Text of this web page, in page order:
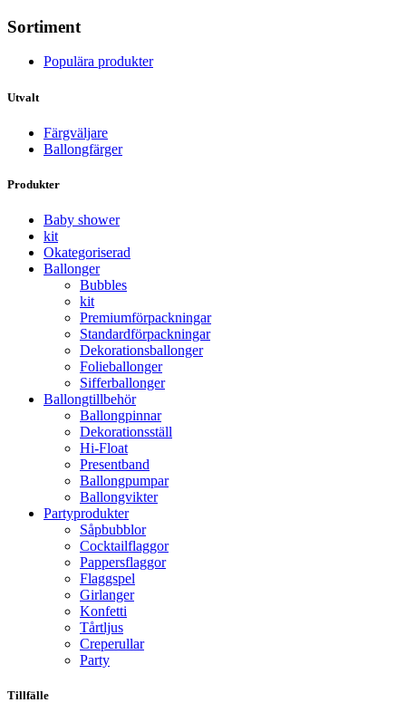
Sortiment
Populära produkter
Utvalt
Färgväljare
Ballongfärger
Produkter
Baby shower
kit
Okategoriserad
Ballonger
Bubbles
kit
Premium­förpackningar
Standard­­förpackningar
Dekorations­ballonger
Folie­­­ballonger
Siffer­­ballonger
Ballong­tillbehör
Ballongpinnar
Dekorationsställ
Hi-Float
Presentband
Ballongpumpar
Ballong­vikter
Party­­produkter
Såpbubblor
Cocktail­flaggor
Pappers­flaggor
Flaggspel
Girlanger
Konfetti
Tårtljus
Creperullar
Party
Tillfälle